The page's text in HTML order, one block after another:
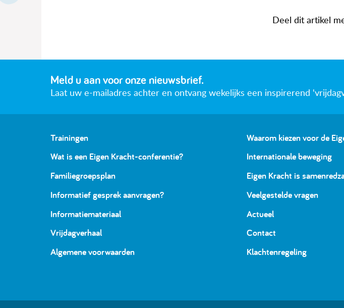
Deel dit artikel
Meld u aan voor onze nieuwsbrief.
Laat uw e-mailadres achter en ontvang wekelijks een inspirerend
Trainingen
Wat is een Eigen Kracht-conferentie?
Familiegroepsplan
Informatief gesprek aanvragen?
Informatiemateriaal
Vrijdagverhaal
Algemene voorwaarden
Waarom kiezen voor de
Internationale beweging
Eigen Kracht is
Veelgestelde vragen
Actueel
Contact
Klachtenregeling